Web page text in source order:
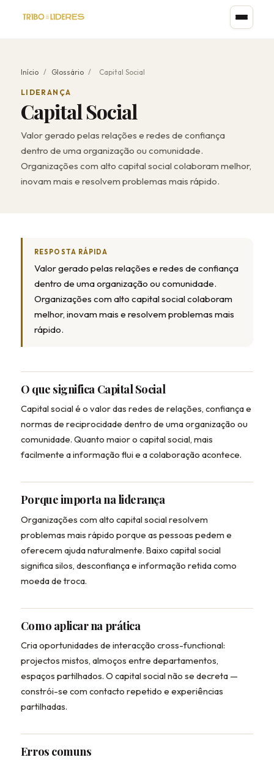
Início / Glossário / Capital Social
LIDERANÇA
Capital Social
Valor gerado pelas relações e redes de confiança
dentro de uma organização ou comunidade.
Organizações com alto capital social colaboram melhor,
inovam mais e resolvem problemas mais rápido.
RESPOSTA RÁPIDA
Valor gerado pelas relações e redes de confiança
dentro de uma organização ou comunidade.
Organizações com alto capital social colaboram
melhor, inovam mais e resolvem problemas mais
rápido.
O que significa Capital Social
Capital social é o valor das redes de relações, confiança e
normas de reciprocidade dentro de uma organização ou
comunidade. Quanto maior o capital social, mais
facilmente a informação flui e a colaboração acontece.
Porque importa na liderança
Organizações com alto capital social resolvem
problemas mais rápido porque as pessoas pedem e
oferecem ajuda naturalmente. Baixo capital social
significa silos, desconfiança e informação retida como
moeda de troca.
Como aplicar na prática
Cria oportunidades de interacção cross-functional:
projectos mistos, almoços entre departamentos,
espaços partilhados. O capital social não se decreta —
constrói-se com contacto repetido e experiências
partilhadas.
Erros comuns